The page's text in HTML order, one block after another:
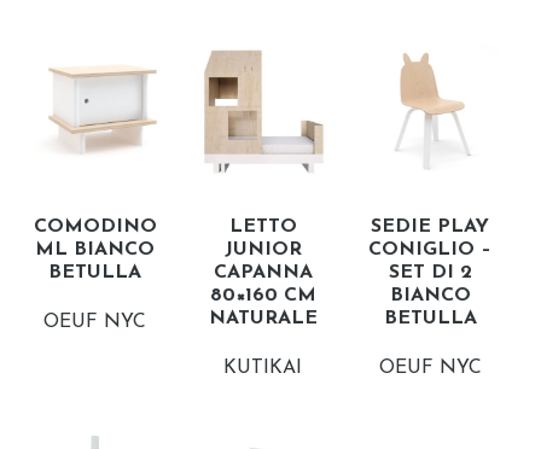
COMODINO
ML BIANCO
BETULLA
OEUF NYC
LETTO
JUNIOR
CAPANNA
80×160 CM
NATURALE
KUTIKAI
SEDIE PLAY
CONIGLIO –
SET DI 2
BIANCO
BETULLA
OEUF NYC